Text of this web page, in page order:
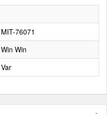
MIT-76071
Win Win
Var